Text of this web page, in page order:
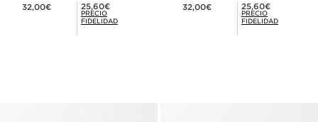
32,00€ Precio Fidelidad 25,60€
25,60€
PRECIO
FIDELIDAD
32,00€ Precio Fidelidad 25,60€
25,60€
PRECIO
FIDELIDAD